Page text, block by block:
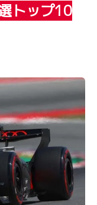
トップ10